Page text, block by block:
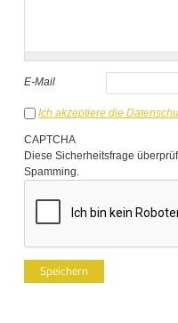
E-Mail
Ich akzeptiere die
CAPTCHA
Diese Sicherheitsfrage
Spamming.